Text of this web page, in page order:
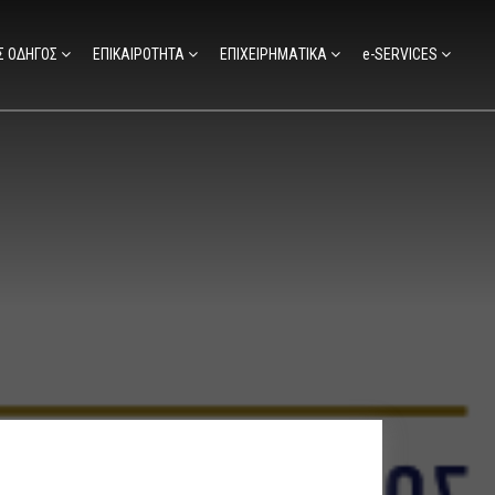
ΟΔΗΓΟΣ ΕΠΙΚΑΙΡΟΤΗΤΑ ΕΠΙΧΕΙΡΗΜΑΤΙΚΑ e-SERVICES